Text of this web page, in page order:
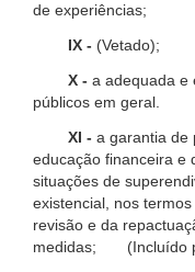
de experiências;
IX - (Vetado);
X - a adequada e
públicos em geral.
XI - a garantia de
educação financeira e
situações de
existencial, nos
revisão e da
medidas; (Incluído